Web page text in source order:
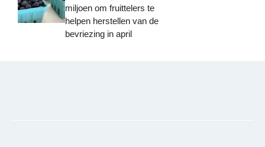
miljoen om fruittelers te
helpen herstellen van de
bevriezing in april